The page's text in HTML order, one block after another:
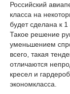
Российский
класса на
будет сделана к
Такое решение
уменьшением
всего, такая
отличаются
кресел и
экономкласса.